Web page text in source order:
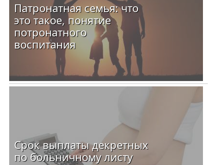
Патронатная семья: что
это такое, понятие
потронатного
воспитания
Срок выплаты декретных
по больничному листу